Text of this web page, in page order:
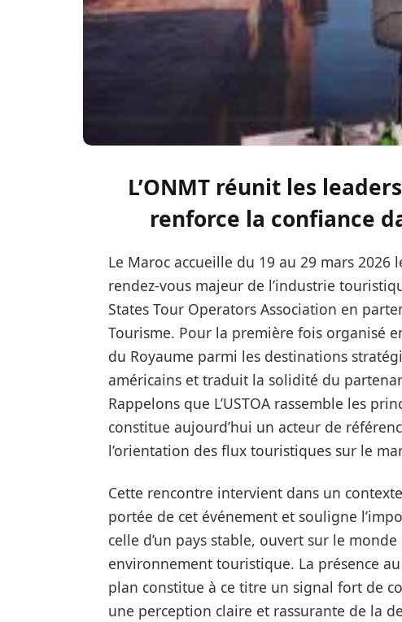
L’ONMT réunit les
renforce la confiance
Le Maroc accueille du 19 au 29 mars
rendez-vous majeur de l’industrie
States Tour Operators Association en
Tourisme. Pour la première fois organisé
du Royaume parmi les destinations
américains et traduit la solidité du
Rappelons que L’USTOA rassemble les
constitue aujourd’hui un acteur de
l’orientation des flux touristiques sur le
Cette rencontre intervient dans un
portée de cet événement et souligne
celle d’un pays stable, ouvert sur le
environnement touristique. La présence
plan constitue à ce titre un signal fort de
une perception claire et rassurante de la